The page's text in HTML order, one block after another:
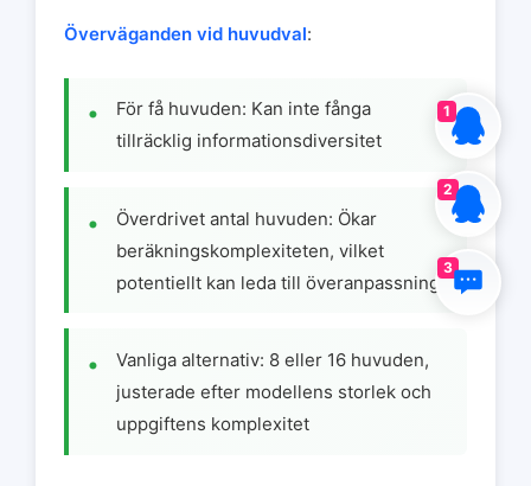
Överväganden vid huvudval:
För få huvuden: Kan inte fånga
tillräcklig informationsdiversitet
Överdrivet antal huvuden: Ökar
beräkningskomplexiteten, vilket
potentiellt kan leda till överanpassning
Vanliga alternativ: 8 eller 16 huvuden,
justerade efter modellens storlek och
uppgiftens komplexitet
1
2
3